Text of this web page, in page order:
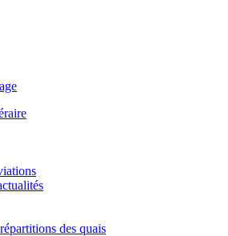
des quais